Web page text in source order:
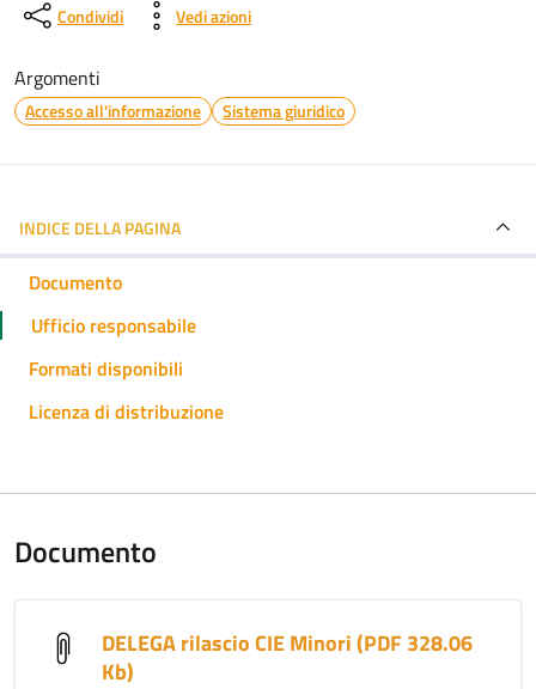
Condividi Vedi azioni
Argomenti
Accesso all'informazione Sistema giuridico
INDICE DELLA PAGINA
Documento
Ufficio responsabile
Formati disponibili
Licenza di distribuzione
Documento
DELEGA rilascio CIE Minori (PDF 328.06
Kb)